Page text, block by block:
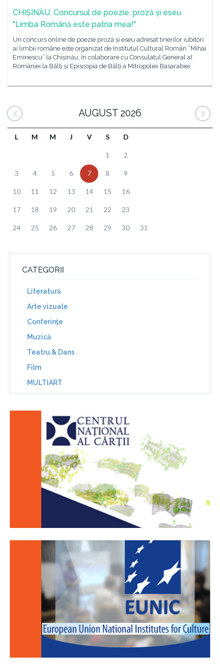
CHIȘINĂU. Concursul de poezie, proză și eseu
"Limba Română este patria mea!"
Un concurs online de poezie proză și eseu adresat tinerilor iubitori
ai limbii române este organizat de Institutul Cultural Român ”Mihai
Eminescu” la Chișinău, în colaborare cu Consulatul General al
României la Bălți și Episcopia de Bălți a Mitropoliei Basarabiei,
AUGUST 2026
L M M J V S D
1 2
3 4 5 6 7 8 9
10 11 12 13 14 15 16
17 18 19 20 21 22 23
24 25 26 27 28 29 30 31
CATEGORII
Literatură
Arte vizuale
Conferinţe
Muzică
Teatru & Dans
Film
MULTIART